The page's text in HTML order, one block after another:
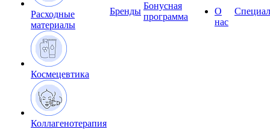
Расходные
материалы
Космецевтика
Коллагенотерапия
Бренды
Бонусная
программа
О
нас